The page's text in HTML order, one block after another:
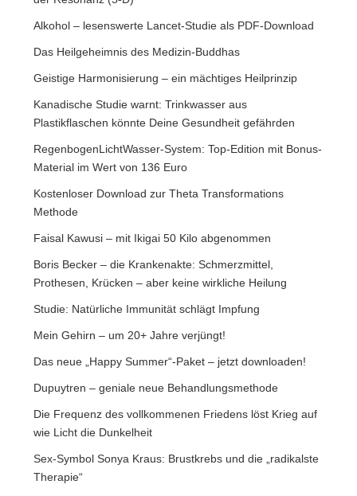
Alkohol – lesenswerte Lancet-Studie als PDF-Download
Das Heilgeheimnis des Medizin-Buddhas
Geistige Harmonisierung – ein mächtiges Heilprinzip
Kanadische Studie warnt: Trinkwasser aus
Plastikflaschen könnte Deine Gesundheit gefährden
RegenbogenLichtWasser-System: Top-Edition mit Bonus-
Material im Wert von 136 Euro
Kostenloser Download zur Theta Transformations
Methode
Faisal Kawusi – mit Ikigai 50 Kilo abgenommen
Boris Becker – die Krankenakte: Schmerzmittel,
Prothesen, Krücken – aber keine wirkliche Heilung
Studie: Natürliche Immunität schlägt Impfung
Mein Gehirn – um 20+ Jahre verjüngt!
Das neue „Happy Summer“-Paket – jetzt downloaden!
Dupuytren – geniale neue Behandlungsmethode
Die Frequenz des vollkommenen Friedens löst Krieg auf
wie Licht die Dunkelheit
Sex-Symbol Sonya Kraus: Brustkrebs und die „radikalste
Therapie“